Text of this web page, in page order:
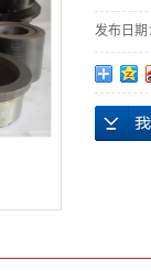
发布日期